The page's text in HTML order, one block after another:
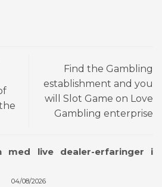
Find the Gambling
establishment and you
will Slot Game on Love
Gambling enterprise
med live dealer-erfaringer i
04/08/2026